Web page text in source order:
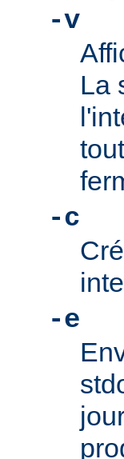
-v
La
-c
-e